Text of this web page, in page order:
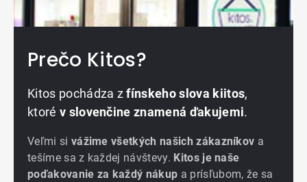
Prečo Kitos?
Kitos pochádza zfínskeho slova kiitos,
ktoré v slovenčine znamená ďakujemi.
Veľmi si vážime všetkých našich zákazníkov a
tešíme sa z každej návštevy. Kitos je naše
poďakovanie za každý nákup a prísľubom, že sa